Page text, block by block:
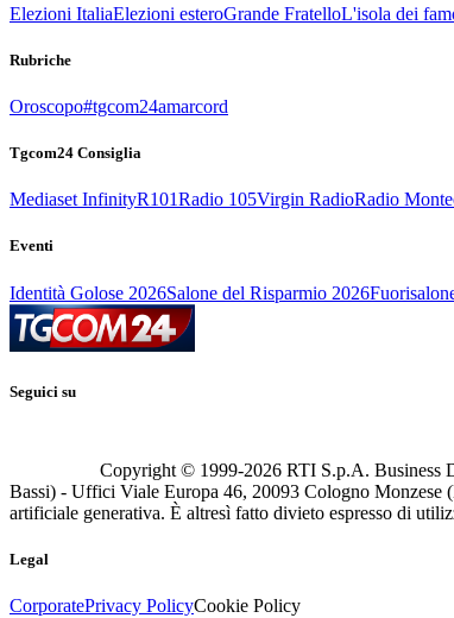
Elezioni ItaliaElezioni esteroGrande FratelloL'isola dei
Rubriche
Oroscopo#tgcom24amarcord
Tgcom24 Consiglia
Mediaset InfinityR101Radio 105Virgin RadioRadio
Eventi
Identità Golose 2026Salone del Risparmio 2026
Seguici su
Copyright © 1999-2026 RTI S.p.A. Business
Bassi) - Uffici Viale Europa 46, 20093 Cologno Monzese
artificiale generativa. È altresì fatto divieto espresso di
Legal
CorporatePrivacy PolicyCookie Policy